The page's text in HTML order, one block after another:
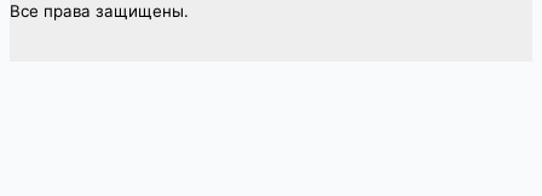
Все права защищены.